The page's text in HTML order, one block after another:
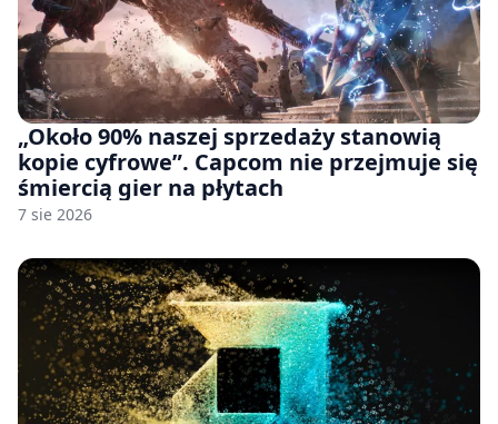
„Około 90% naszej sprzedaży stanowią
kopie cyfrowe”. Capcom nie przejmuje się
śmiercią gier na płytach
7 sie 2026